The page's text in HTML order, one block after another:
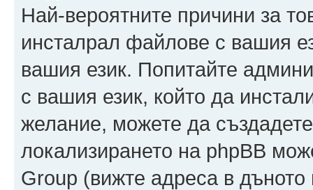
Най-вероятните причини за
инсталрал файлове с вашия
вашия език. Попитайте
с вашия език, който да
желание, можете да
локализирането на phpBB
Group (вижте адреса в дъното